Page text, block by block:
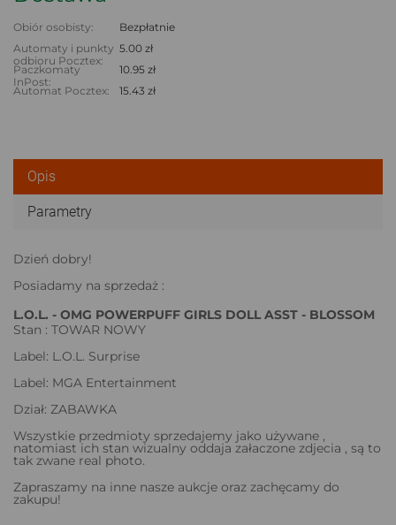
Obiór osobisty:
Bezpłatnie
Automaty i punkty
odbioru Pocztex:
5.00 zł
Paczkomaty
InPost:
10.95 zł
Automat Pocztex:
15.43 zł
Opis
Parametry
Dzień dobry!
Posiadamy na sprzedaż :
L.O.L. - OMG POWERPUFF GIRLS DOLL ASST - BLOSSOM
Stan : TOWAR NOWY
Label: L.O.L. Surprise
Label: MGA Entertainment
Dział: ZABAWKA
Wszystkie przedmioty sprzedajemy jako używane ,
natomiast ich stan wizualny oddaja załaczone zdjecia , są to
tak zwane real photo.
Zapraszamy na inne nasze aukcje oraz zachęcamy do
zakupu!